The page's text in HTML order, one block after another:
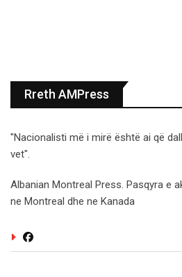
Rreth AMPress
"Nacionalisti më i mirë është ai që
vet".
Albanian Montreal Press. Pasqyra e
ne Montreal dhe ne Kanada